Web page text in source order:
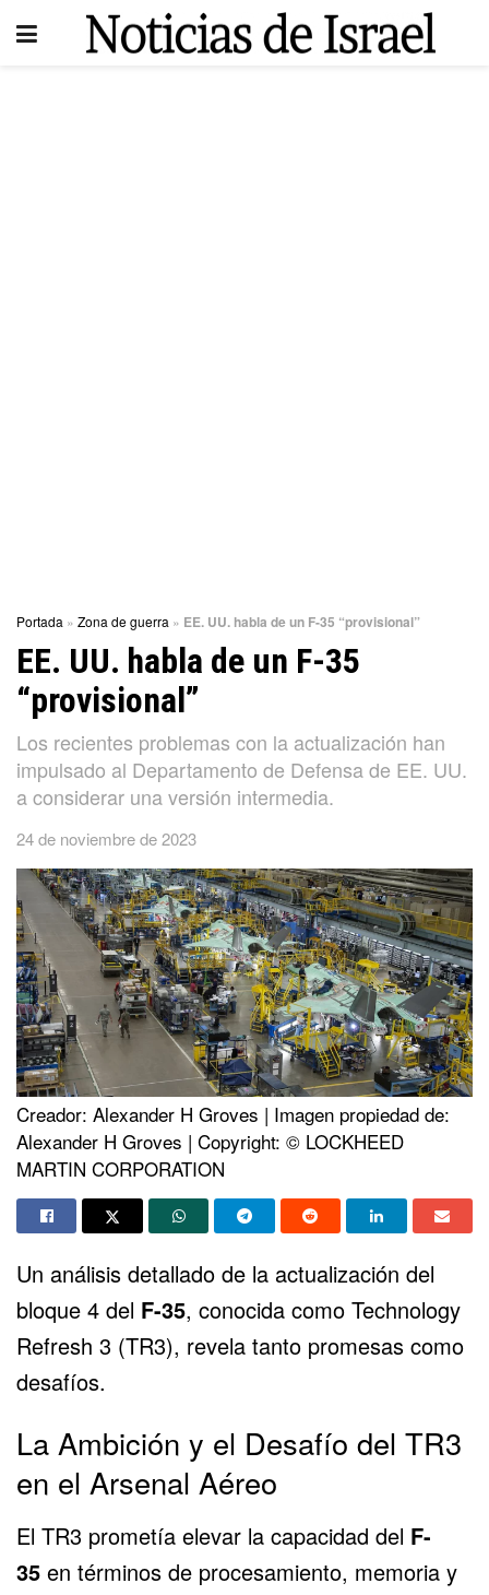
Portada » Zona de guerra » EE. UU. habla de un F-35 “provisional”
EE. UU. habla de un F-35
“provisional”
Los recientes problemas con la actualización han
impulsado al Departamento de Defensa de EE. UU.
a considerar una versión intermedia.
24 de noviembre de 2023
Creador: Alexander H Groves | Imagen propiedad de:
Alexander H Groves | Copyright: © LOCKHEED
MARTIN CORPORATION
Un análisis detallado de la actualización del
bloque 4 del F-35, conocida como Technology
Refresh 3 (TR3), revela tanto promesas como
desafíos.
La Ambición y el Desafío del TR3
en el Arsenal Aéreo
El TR3 prometía elevar la capacidad del F-
35 en términos de procesamiento, memoria y